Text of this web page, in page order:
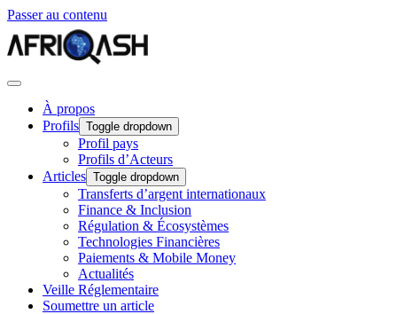
Passer au contenu
À propos
Profils Toggle dropdown
Profil pays
Profils d’Acteurs
Articles Toggle dropdown
Transferts d’argent internationaux
Finance & Inclusion
Régulation & Écosystèmes
Technologies Financières
Paiements & Mobile Money
Actualités
Veille Réglementaire
Soumettre un article